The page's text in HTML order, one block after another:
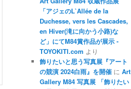
「アジェのL`Allée de la
Duchesse, vers les Cascades,
en Hiver(滝に向かう小路)な
ど」にてM84賞作品が展示 -
TOYOKITI.com より
飾りたいと思う写真展『アート
の競演 2024白雨』を開催 に Art
Gallery M84 写真展 「飾りたい